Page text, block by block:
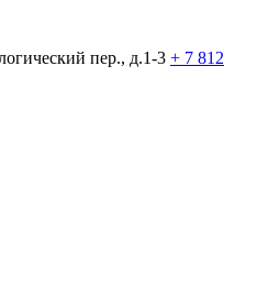
пер., д.1-3 + 7 812